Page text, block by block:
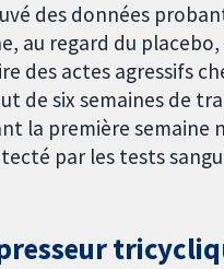
des données
au regard du
des actes agressifs
de six semaines de
la première semaine
par les tests